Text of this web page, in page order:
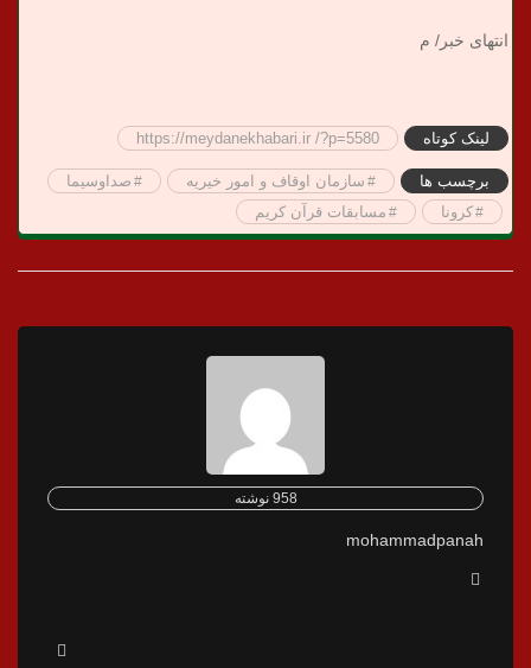
انتهای خبر/ م
لینک کوتاه https://meydanekhabari.ir /?p=5580
برچسب ها سازمان اوقاف و امور خیریه
صداوسیما
کرونا
مسابقات قرآن کریم
958 نوشته
mohammadpanah